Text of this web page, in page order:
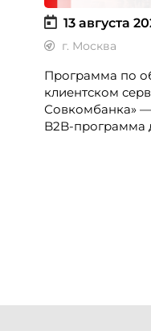
13 августа
г. Москва
Программа по
клиентском
Совкомбанка»
B2B-программа